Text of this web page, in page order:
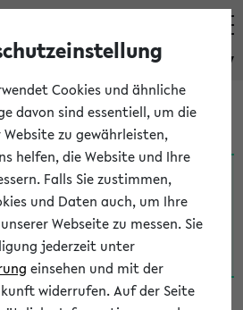
eKVV
sich nach dem24.07.2026
haben:
Cookies und ähnliche
davon sind essentiell, um die
zu gewährleisten,
helfen, die Website und Ihre
Falls Sie zustimmen,
und Daten auch, um Ihre
Webseite zu messen. Sie
jederzeit unter
einsehen und mit der
widerrufen. Auf der Seite